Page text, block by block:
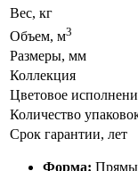
Вес, кг
Объем, м3
Размеры, мм
Коллекция
Цветовое
Количество
Срок гарантии, лет
Форма: